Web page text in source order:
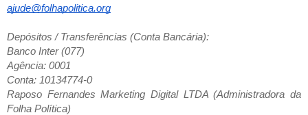
ajude@folhapolitica.org
Depósitos / Transferências (Conta Bancária):
Banco Inter (077)
Agência: 0001
Conta: 10134774-0
Raposo Fernandes Marketing Digital LTDA (Administradora da
Folha Política)